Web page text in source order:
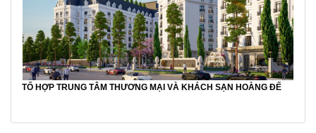
TỔ HỢP TRUNG TÂM THƯƠNG MẠI VÀ KHÁCH SẠN HOÀNG ĐẾ